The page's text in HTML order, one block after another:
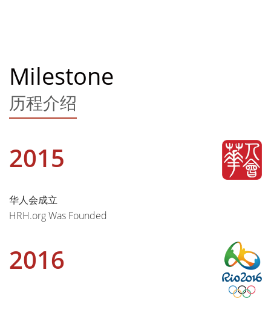
Milestone
历程介绍
2015
华人会成立
HRH.org Was Founded
2016